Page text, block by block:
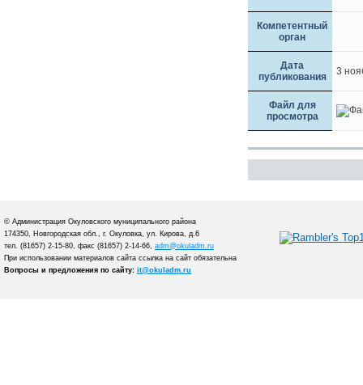
Компетентный
орган
Дата
публикования
3
Файл для
просмотра
© Администрация Окуловского муниципального района
174350, Новгородская обл., г. Окуловка, ул. Кирова, д.6
тел. (81657) 2-15-80, факс (81657) 2-14-66, adm@okuladm.ru
При использовании материалов сайта ссылка на сайт обязательна
Вопросы и предложения по сайту: it@okuladm.ru